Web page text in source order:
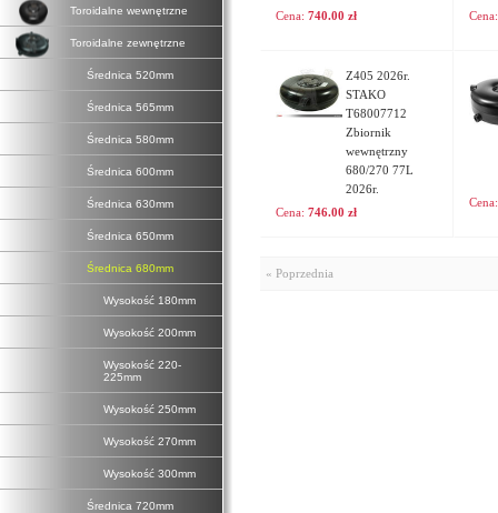
Toroidalne wewnętrzne
Toroidalne zewnętrzne
Średnica 520mm
Średnica 565mm
Średnica 580mm
Średnica 600mm
Średnica 630mm
Średnica 650mm
Średnica 680mm
Wysokość 180mm
Wysokość 200mm
Wysokość 220-
225mm
Wysokość 250mm
Wysokość 270mm
Wysokość 300mm
Średnica 720mm
Cena: 740.00 zł
Z405 2026r.
STAKO
T68007712
Zbiornik
wewnętrzny
680/270 77L
2026r.
Cena: 746.00 zł
« Poprzednia